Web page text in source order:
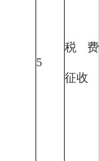
5
税费
征收